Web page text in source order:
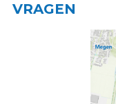
VRAGEN